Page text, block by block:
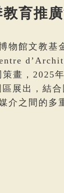
育推廣
物館文教基
畫，2025
展出，結
介之間的多